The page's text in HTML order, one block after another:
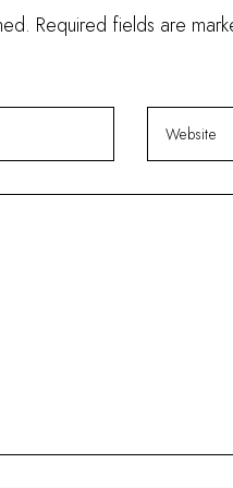
Required fields are